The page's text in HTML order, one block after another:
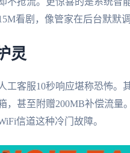
看剧，像管家在后台默默调
灵
工客服10秒响应堪称恐怖
，甚至附赠200MB补偿流量
信道这种冷门故障。